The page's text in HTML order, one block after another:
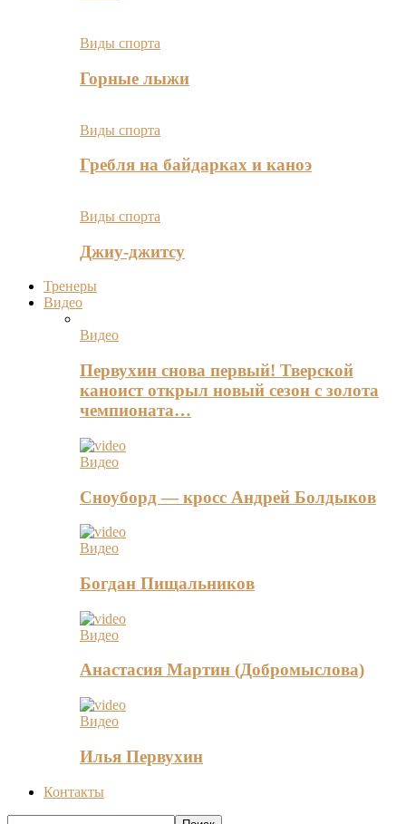
Виды спорта
Горные лыжи
Виды спорта
Гребля на байдарках и каноэ
Виды спорта
Джиу-джитсу
Тренеры
Видео
Видео
Первухин снова первый! Тверской
каноист открыл новый сезон с золота
чемпионата…
Видео
Сноуборд — кросс Андрей Болдыков
Видео
Богдан Пищальников
Видео
Анастасия Мартин (Добромыслова)
Видео
Илья Первухин
Контакты